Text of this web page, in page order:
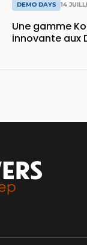
DEMO DAYS 14
Une gamme
innovante aux